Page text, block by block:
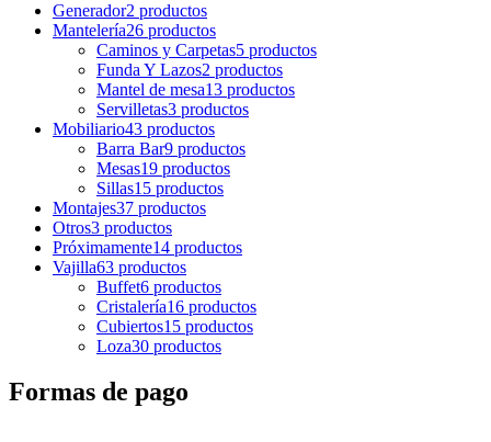
Generador2 productos
Mantelería26 productos
Caminos y Carpetas5 productos
Funda Y Lazos2 productos
Mantel de mesa13 productos
Servilletas3 productos
Mobiliario43 productos
Barra Bar9 productos
Mesas19 productos
Sillas15 productos
Montajes37 productos
Otros3 productos
Próximamente14 productos
Vajilla63 productos
Buffet6 productos
Cristalería16 productos
Cubiertos15 productos
Loza30 productos
Formas de pago